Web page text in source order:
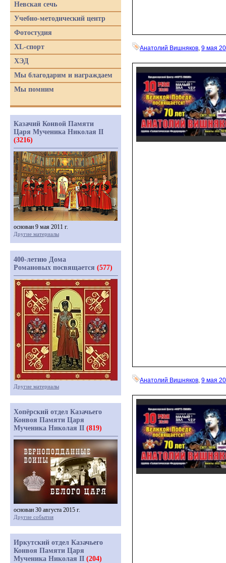
Анатолий Вишняков, 9 мая
Анатолий Вишняков, 9 мая
Невская сечь
Учебно-методический центр
Фотостудия
XL-спорт
ХЭД
Мы благодарим и награждаем
Мы помним
Казачий Конвой Памяти
Царя Мученика Николая II
(3216)
основан 9 мая 2011 г.
Другие материалы
400-летию Дома
Романовых посвящается (577)
Другие материалы
Хопёрский отдел Казачьего
Конвоя Памяти Царя
Мученика Николая II (819)
основан 30 августа 2015 г.
Другие события
Иркутский отдел Казачьего
Конвоя Памяти Царя
Мученика Николая II (204)